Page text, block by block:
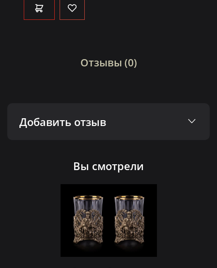
Отзывы (0)
Добавить отзыв
Вы смотрели